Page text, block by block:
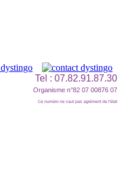
Tel : 07.82.91.87.30
Organisme n°82 07 00876 07
Ce numéro ne vaut pas agrément de l'état